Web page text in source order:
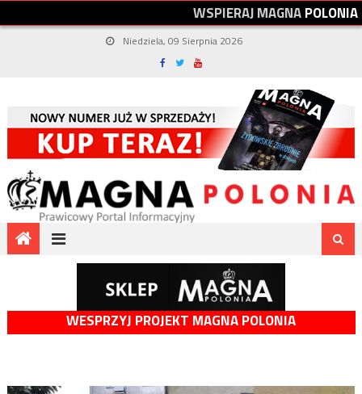
WSPIERAJMAGNAPOLONIA
Niedziela, 09 Sierpnia 2026
WESPRZYJ PROJEKT MAGNA POLONIA